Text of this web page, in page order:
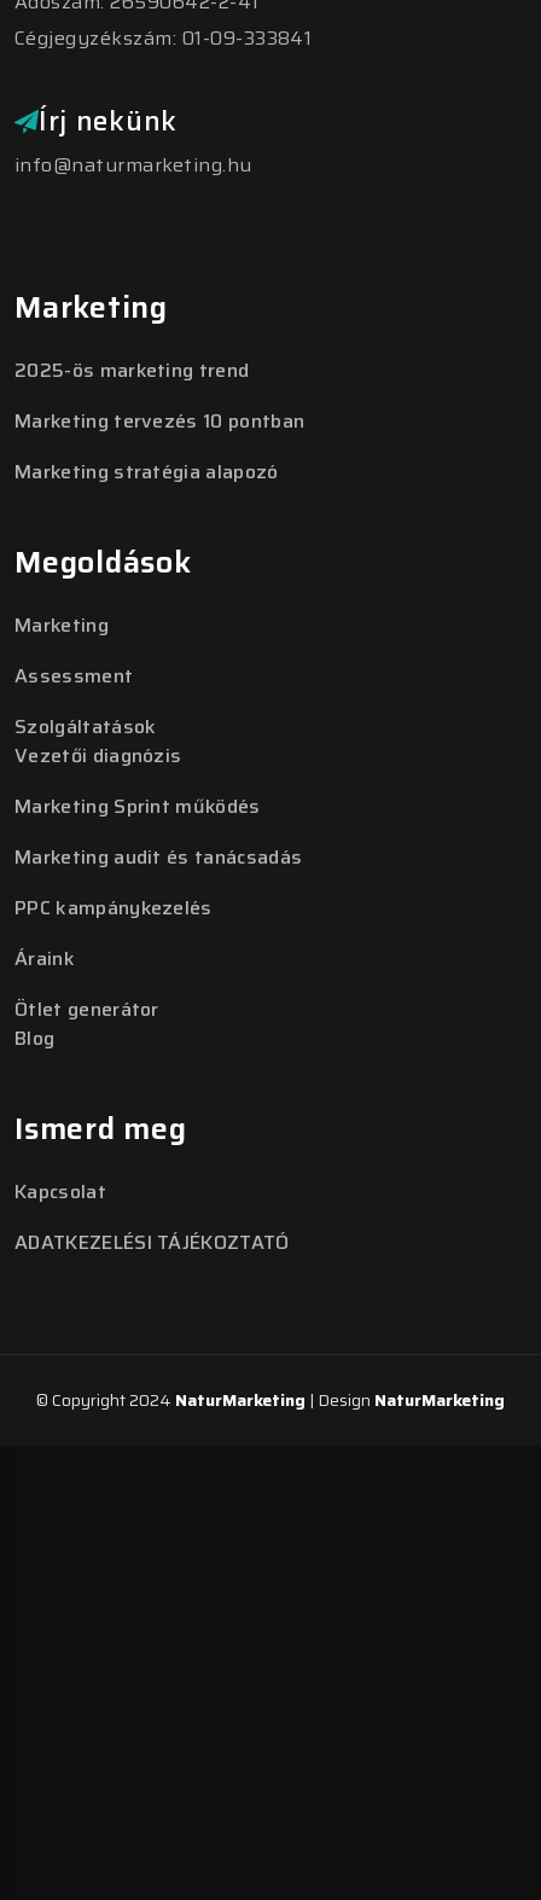
Cégjegyzékszám: 01-09-333841
Írj nekünk
info@naturmarketing.hu
Marketing
2025-ös marketing trend
Marketing tervezés 10 pontban
Marketing stratégia alapozó
Megoldások
Marketing
Assessment
Szolgáltatások
Vezetői diagnózis
Marketing Sprint működés
Marketing audit és tanácsadás
PPC kampánykezelés
Áraink
Ötlet generátor
Blog
Ismerd meg
Kapcsolat
ADATKEZELÉSI TÁJÉKOZTATÓ
© Copyright 2024 NaturMarketing | Design NaturMarketing